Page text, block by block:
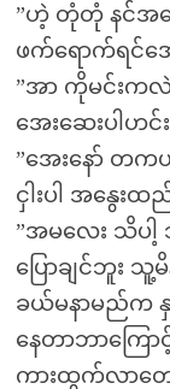
”ဟဲ့ တုံတုံ နင်အနွ
ဖက်ရောက်ရင်အ
”အာ ကိုမင်းက
အေးဆေးပါဟင်
”အေးနော် တက
ငှါးပါ အနွေး
”အမလေး သိပ
ပြောချင်ဘူး သူ့
ခယ်မနာမည်က နှ
နေတာဘာကြော
ကားထွက်လာတေ